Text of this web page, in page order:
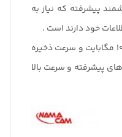
پیشرفته که نیاز به
خود دارند است .
این مموری کارت با سرعت تخلیه 100 مگابایت و سرعت ذخیره
پیشرفته و سرعت بالا